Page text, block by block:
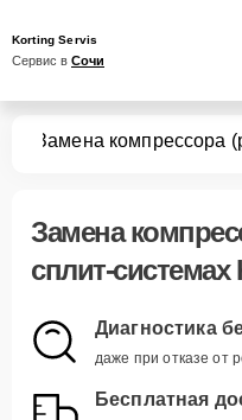
Korting Servis
Сервис в Сочи
Замена компрессора
Замена
сплит-
Диагностика
даже при отказе от
Бесплатная